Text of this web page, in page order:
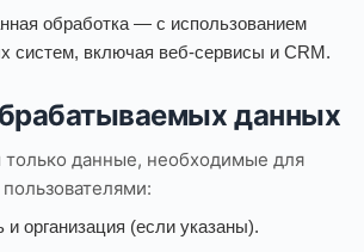
обработка — с использованием
систем, включая веб-сервисы и CRM.
данных
данные, необходимые для
организация (если указаны).